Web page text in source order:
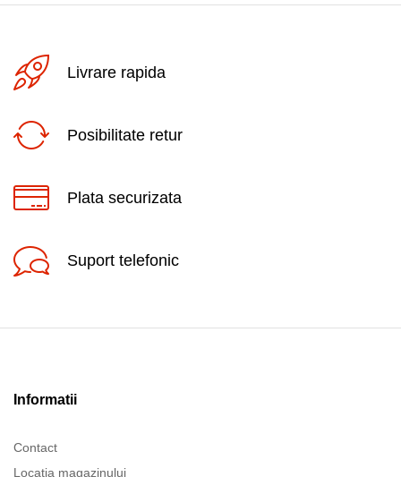
Livrare rapida
Posibilitate retur
Plata securizata
Suport telefonic
Informatii
Contact
Locatia magazinului